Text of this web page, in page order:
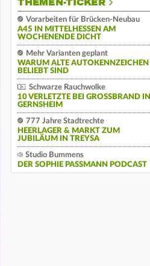
Vorarbeiten für Brücken-Neubau
A45 IN MITTELHESSEN AM
WOCHENENDE DICHT
Mehr Varianten geplant
WARUM ALTE AUTOKENNZEICHEN
BELIEBT SIND
Schwarze Rauchwolke
10 VERLETZTE BEI GROSSBRAND IN G
ERNSHEIM
777 Jahre Stadtrechte
HEERLAGER & MARKT ZUM
JUBILÄUM IN TREYSA
Studio Bummens
DER SOPHIE PASSMANN PODCAST